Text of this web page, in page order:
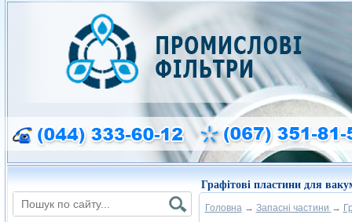
Графітові пластини для
Головна → Запасні частини →